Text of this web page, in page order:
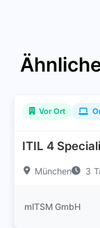
Vor Ort
ITIL 4
München 3
mITSM GmbH